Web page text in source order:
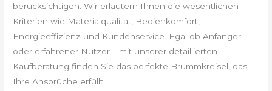
berücksichtigen. Wir erläutern Ihnen die wesentlichen
Kriterien wie Materialqualität, Bedienkomfort,
Energieeffizienz und Kundenservice. Egal ob Anfänger
oder erfahrener Nutzer – mit unserer detaillierten
Kaufberatung finden Sie das perfekte Brummkreisel, das
Ihre Ansprüche erfüllt.